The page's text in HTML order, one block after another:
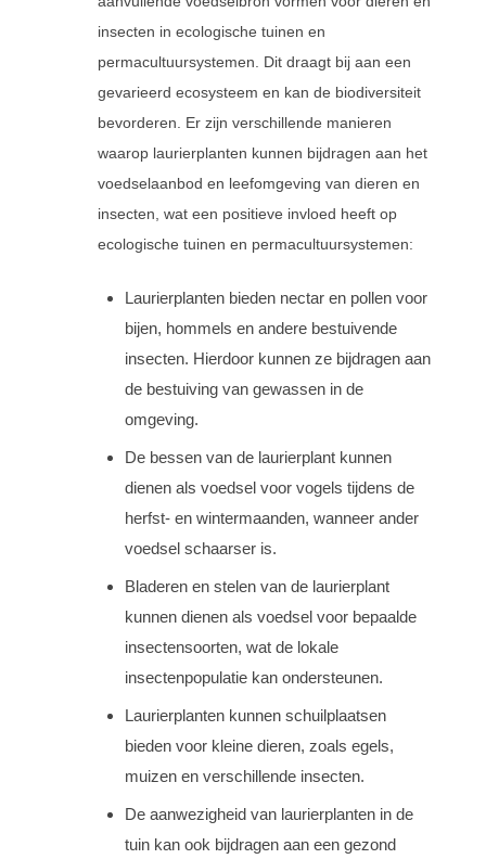
insecten in ecologische tuinen en
permacultuursystemen. Dit draagt bij aan een
gevarieerd ecosysteem en kan de biodiversiteit
bevorderen. Er zijn verschillende manieren
waarop laurierplanten kunnen bijdragen aan het
voedselaanbod en leefomgeving van dieren en
insecten, wat een positieve invloed heeft op
ecologische tuinen en permacultuursystemen:
Laurierplanten bieden nectar en pollen voor
bijen, hommels en andere bestuivende
insecten. Hierdoor kunnen ze bijdragen aan
de bestuiving van gewassen in de
omgeving.
De bessen van de laurierplant kunnen
dienen als voedsel voor vogels tijdens de
herfst- en wintermaanden, wanneer ander
voedsel schaarser is.
Bladeren en stelen van de laurierplant
kunnen dienen als voedsel voor bepaalde
insectensoorten, wat de lokale
insectenpopulatie kan ondersteunen.
Laurierplanten kunnen schuilplaatsen
bieden voor kleine dieren, zoals egels,
muizen en verschillende insecten.
De aanwezigheid van laurierplanten in de
tuin kan ook bijdragen aan een gezond